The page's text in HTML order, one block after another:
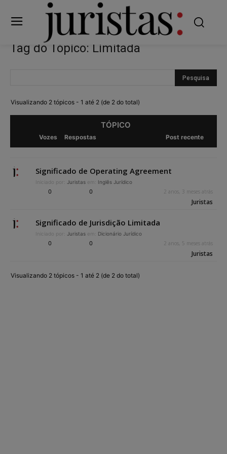
Tag do Tópico: Limitada
Visualizando 2 tópicos - 1 até 2 (de 2 do total)
TÓPICO
Vozes Respostas Post recente
Significado de Operating Agreement
Iniciado por: Juristas em: Inglês Jurídico
0 0 2 anos, 3 meses atrás
Juristas
Significado de Jurisdição Limitada
Iniciado por: Juristas em: Dicionário Jurídico
0 0 2 anos, 5 meses atrás
Juristas
Visualizando 2 tópicos - 1 até 2 (de 2 do total)